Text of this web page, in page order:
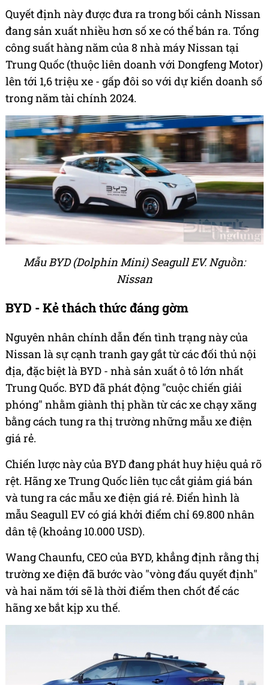
Quyết định này được đưa ra trong bối cảnh Nissan
đang sản xuất nhiều hơn số xe có thể bán ra. Tổng
công suất hàng năm của 8 nhà máy Nissan tại
Trung Quốc (thuộc liên doanh với Dongfeng Motor)
lên tới 1,6 triệu xe - gấp đôi so với dự kiến doanh số
trong năm tài chính 2024.
Mẫu BYD (Dolphin Mini) Seagull EV. Nguồn:
Nissan
BYD - Kẻ thách thức đáng gờm
Nguyên nhân chính dẫn đến tình trạng này của
Nissan là sự cạnh tranh gay gắt từ các đối thủ nội
địa, đặc biệt là BYD - nhà sản xuất ô tô lớn nhất
Trung Quốc. BYD đã phát động "cuộc chiến giải
phóng" nhằm giành thị phần từ các xe chạy xăng
bằng cách tung ra thị trường những mẫu xe điện
giá rẻ.
Chiến lược này của BYD đang phát huy hiệu quả rõ
rệt. Hãng xe Trung Quốc liên tục cắt giảm giá bán
và tung ra các mẫu xe điện giá rẻ. Điển hình là
mẫu Seagull EV có giá khởi điểm chỉ 69.800 nhân
dân tệ (khoảng 10.000 USD).
Wang Chaunfu, CEO của BYD, khẳng định rằng thị
trường xe điện đã bước vào "vòng đấu quyết định"
và hai năm tới sẽ là thời điểm then chốt để các
hãng xe bắt kịp xu thế.